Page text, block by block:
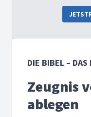
DIE BIBEL – DAS
Zeugnis
ablegen